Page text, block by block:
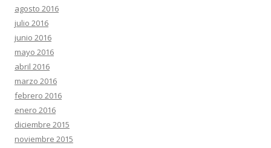
agosto 2016
julio 2016
junio 2016
mayo 2016
abril 2016
marzo 2016
febrero 2016
enero 2016
diciembre 2015
noviembre 2015